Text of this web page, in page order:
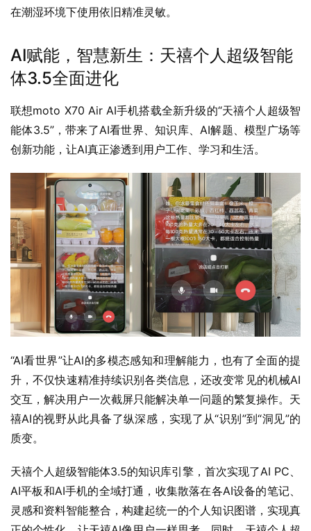
在潮湿环境下使用依旧精准灵敏。
AI赋能，智慧新生：天禧个人超级智能
体3.5全面进化
联想moto X70 Air AI手机搭载全新升级的“天禧个人超级智
能体3.5”，带来了AI看世界、知识库、AI解题、模型广场等
创新功能，让AI真正渗透到用户工作、学习和生活。
“AI看世界”让AI的多模态感知和理解能力，也有了全面的提
升，不仅快速精准持续识别各类信息，还改变常见的机械AI
交互，解决用户一次截屏只能解决单一问题的繁复操作。天
禧AI的视野从此具备了纵深感，实现了从“识别”到“洞见”的
质变。
天禧个人超级智能体3.5的知识库引擎，首次实现了AI PC、
AI平板和AI手机的全域打通，收集散落在各AI设备的笔记、
灵感和资料智能整合，构建起统一的个人知识图谱，实现真